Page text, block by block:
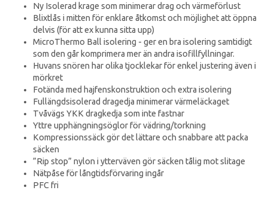
Ny Isolerad krage som minimerar drag och värmeförlust
Blixtlås i mitten för enklare åtkomst och möjlighet att öppna
delvis (för att ex kunna sitta upp)
MicroThermo Ball isolering - ger en bra isolering samtidigt
som den går komprimera mer än andra isofillfyllningar.
Huvans snören har olika tjocklekar för enkel justering även i
mörkret
Fotända med hajfenskonstruktion och extra isolering
Fullängdsisolerad dragedja minimerar värmeläckaget
Tvåvägs YKK dragkedja som inte fastnar
Yttre upphängningsöglor för vädring/torkning
Kompressionssäck gör det lättare och snabbare att packa
säcken
”Rip stop” nylon i ytterväven gör säcken tålig mot slitage
Nätpåse för långtidsförvaring ingår
PFC fri